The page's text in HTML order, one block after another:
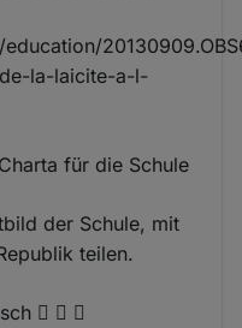
la-laicite-a-l-
für die Schule
der Schule, mit
teilen.
  